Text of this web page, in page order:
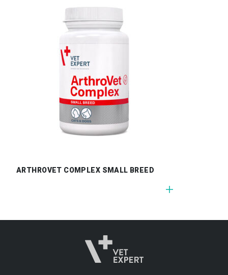
ARTHROVET COMPLEX SMALL BREED